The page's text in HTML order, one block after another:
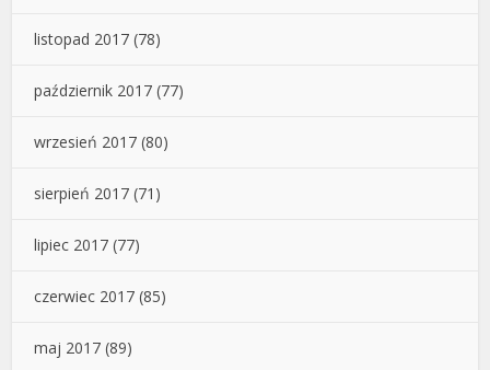
listopad 2017 (78)
październik 2017 (77)
wrzesień 2017 (80)
sierpień 2017 (71)
lipiec 2017 (77)
czerwiec 2017 (85)
maj 2017 (89)